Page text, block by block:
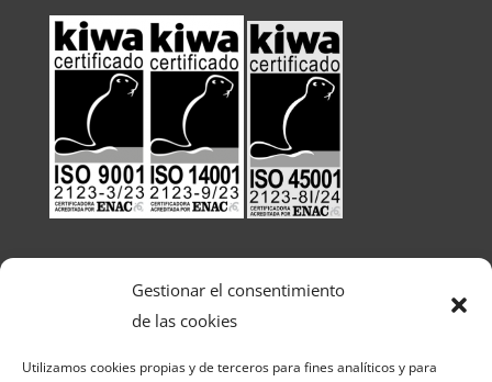
Gestionar el consentimiento
de las cookies
Utilizamos cookies propias y de terceros para fines analíticos y para